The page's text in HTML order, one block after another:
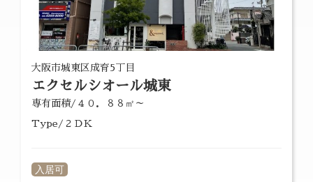
大阪市城東区成育5丁目
エクセルシオール城東
専有面積/４０．８８㎡～
Type/２ＤＫ
入居可